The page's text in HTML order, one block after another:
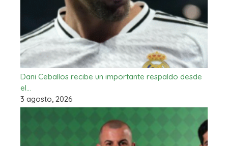
Dani Ceballos recibe un importante respaldo desde
el…
3 agosto, 2026